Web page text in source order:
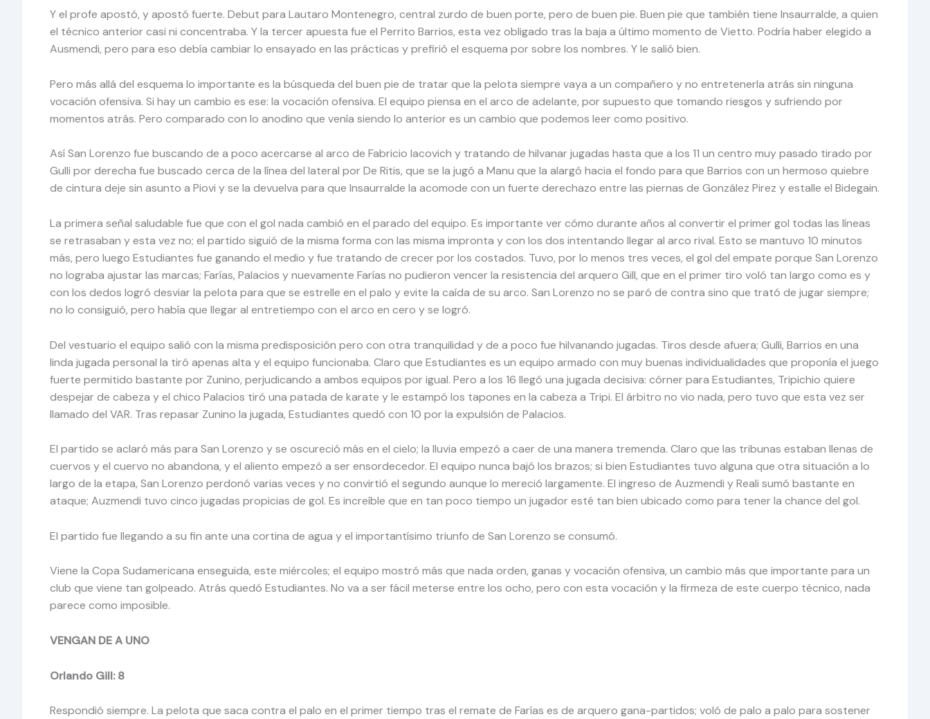
Y el profe apostó, y apostó fuerte. Debut para Lautaro Montenegro, central zurdo de buen porte, pero de buen pie. Buen pie que también tiene Insaurralde, a quien
el técnico anterior casi ni concentraba. Y la tercer apuesta fue el Perrito Barrios, esta vez obligado tras la baja a último momento de Vietto. Podría haber elegido a
Ausmendi, pero para eso debía cambiar lo ensayado en las prácticas y prefirió el esquema por sobre los nombres. Y le salió bien.
Pero más allá del esquema lo importante es la búsqueda del buen pie de tratar que la pelota siempre vaya a un compañero y no entretenerla atrás sin ninguna
vocación ofensiva. Si hay un cambio es ese: la vocación ofensiva. El equipo piensa en el arco de adelante, por supuesto que tomando riesgos y sufriendo por
momentos atrás. Pero comparado con lo anodino que venía siendo lo anterior es un cambio que podemos leer como positivo.
Así San Lorenzo fue buscando de a poco acercarse al arco de Fabricio Iacovich y tratando de hilvanar jugadas hasta que a los 11 un centro muy pasado tirado por
Gulli por derecha fue buscado cerca de la línea del lateral por De Ritis, que se la jugó a Manu que la alargó hacia el fondo para que Barrios con un hermoso quiebre
de cintura deje sin asunto a Piovi y se la devuelva para que Insaurralde la acomode con un fuerte derechazo entre las piernas de González Pirez y estalle el Bidegain.
La primera señal saludable fue que con el gol nada cambió en el parado del equipo. Es importante ver cómo durante años al convertir el primer gol todas las líneas
se retrasaban y esta vez no; el partido siguió de la misma forma con las misma impronta y con los dos intentando llegar al arco rival. Esto se mantuvo 10 minutos
más, pero luego Estudiantes fue ganando el medio y fue tratando de crecer por los costados. Tuvo, por lo menos tres veces, el gol del empate porque San Lorenzo
no lograba ajustar las marcas; Farías, Palacios y nuevamente Farías no pudieron vencer la resistencia del arquero Gill, que en el primer tiro voló tan largo como es y
con los dedos logró desviar la pelota para que se estrelle en el palo y evite la caída de su arco. San Lorenzo no se paró de contra sino que trató de jugar siempre;
no lo consiguió, pero había que llegar al entretiempo con el arco en cero y se logró.
Del vestuario el equipo salió con la misma predisposición pero con otra tranquilidad y de a poco fue hilvanando jugadas. Tiros desde afuera; Gulli, Barrios en una
linda jugada personal la tiró apenas alta y el equipo funcionaba. Claro que Estudiantes es un equipo armado con muy buenas individualidades que proponía el juego
fuerte permitido bastante por Zunino, perjudicando a ambos equipos por igual. Pero a los 16 llegó una jugada decisiva: córner para Estudiantes, Tripichio quiere
despejar de cabeza y el chico Palacios tiró una patada de karate y le estampó los tapones en la cabeza a Tripi. El árbitro no vio nada, pero tuvo que esta vez ser
llamado del VAR. Tras repasar Zunino la jugada, Estudiantes quedó con 10 por la expulsión de Palacios.
El partido se aclaró más para San Lorenzo y se oscureció más en el cielo; la lluvia empezó a caer de una manera tremenda. Claro que las tribunas estaban llenas de
cuervos y el cuervo no abandona, y el aliento empezó a ser ensordecedor. El equipo nunca bajó los brazos; si bien Estudiantes tuvo alguna que otra situación a lo
largo de la etapa, San Lorenzo perdonó varias veces y no convirtió el segundo aunque lo mereció largamente. El ingreso de Auzmendi y Reali sumó bastante en
ataque; Auzmendi tuvo cinco jugadas propicias de gol. Es increíble que en tan poco tiempo un jugador esté tan bien ubicado como para tener la chance del gol.
El partido fue llegando a su fin ante una cortina de agua y el importantísimo triunfo de San Lorenzo se consumó.
Viene la Copa Sudamericana enseguida, este miércoles; el equipo mostró más que nada orden, ganas y vocación ofensiva, un cambio más que importante para un
club que viene tan golpeado. Atrás quedó Estudiantes. No va a ser fácil meterse entre los ocho, pero con esta vocación y la firmeza de este cuerpo técnico, nada
parece como imposible.
VENGAN DE A UNO
Orlando Gill: 8
Respondió siempre. La pelota que saca contra el palo en el primer tiempo tras el remate de Farías es de arquero gana-partidos; voló de palo a palo para sostener